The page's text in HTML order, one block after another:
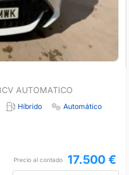
AUTOMATICO
Híbrido
Automático
Precio al contado 17.500 €